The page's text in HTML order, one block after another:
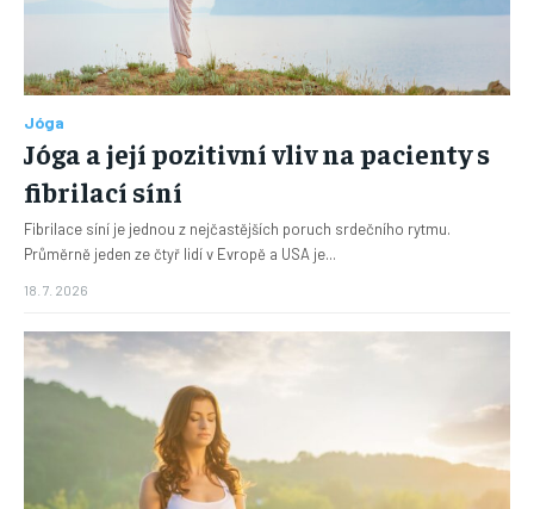
Jóga
Jóga a její pozitivní vliv na pacienty s
fibrilací síní
Fibrilace síní je jednou z nejčastějších poruch srdečního rytmu.
Průměrně jeden ze čtyř lidí v Evropě a USA je...
18. 7. 2026